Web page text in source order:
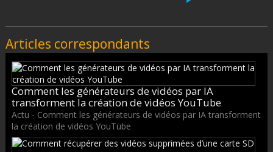
Articles correspondants
Comment les générateurs de vidéos par IA
transforment la création de vidéos YouTube
Actu - Comment les générateurs de vidéos par IA transforment
la création de vidéos YouTube